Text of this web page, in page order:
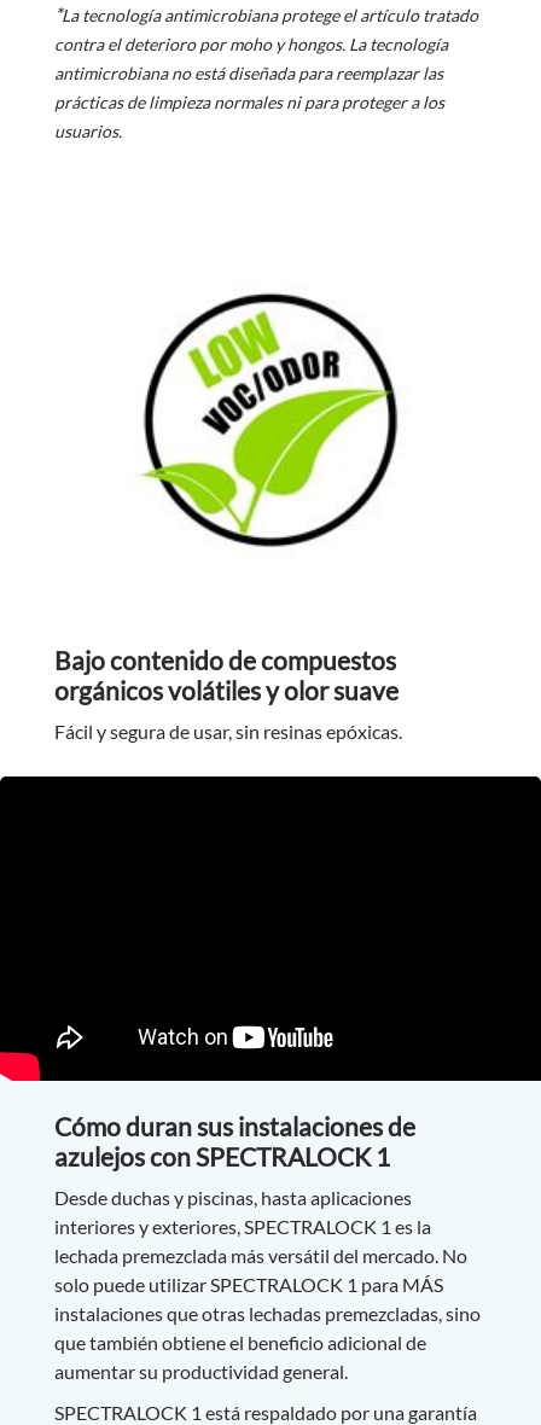
*La tecnología antimicrobiana protege el artículo tratado
contra el deterioro por moho y hongos. La tecnología
antimicrobiana no está diseñada para reemplazar las
prácticas de limpieza normales ni para proteger a los
usuarios.
Bajo contenido de compuestos
orgánicos volátiles y olor suave
Fácil y segura de usar, sin resinas epóxicas.
Cómo duran sus instalaciones de
azulejos con SPECTRALOCK 1
Desde duchas y piscinas, hasta aplicaciones
interiores y exteriores, SPECTRALOCK 1 es la
lechada premezclada más versátil del mercado. No
solo puede utilizar SPECTRALOCK 1 para MÁS
instalaciones que otras lechadas premezcladas, sino
que también obtiene el beneficio adicional de
aumentar su productividad general.
SPECTRALOCK 1 está respaldado por una garantía